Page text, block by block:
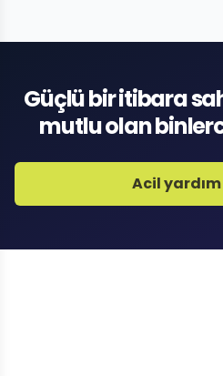
Güçlü bir itibara
mutlu olan
Acil yardım